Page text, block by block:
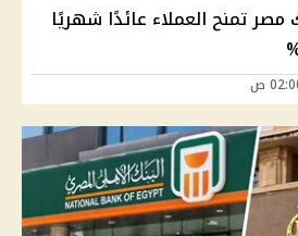
تمنح العملاء عائدًا شهريًا